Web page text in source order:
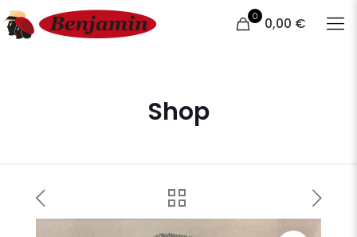
0 0,00 €
Shop